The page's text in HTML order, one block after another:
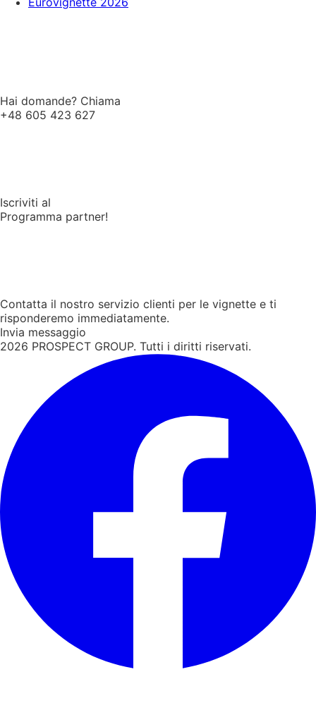
Hai domande? Chiama
+48 605 423 627
Iscriviti al
Programma partner!
Contatta il nostro servizio clienti per le vignette e ti
risponderemo immediatamente.
Invia messaggio
2026 PROSPECT GROUP. Tutti i diritti riservati.